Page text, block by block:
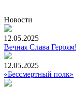
Новости
12.05.2025
Вечная Слава Героям!
12.05.2025
«Бессмертный полк»